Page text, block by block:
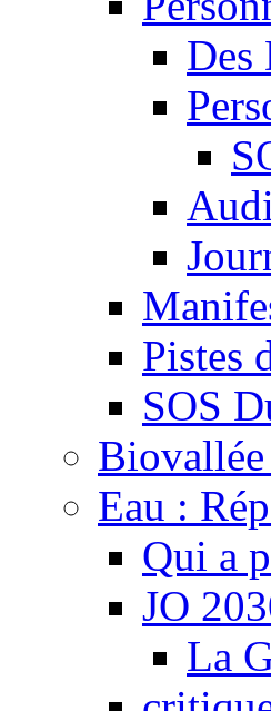
Des
Pistes
SOS
Eau :
Qui a
JO
La